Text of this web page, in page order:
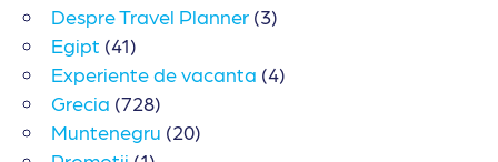
Despre Travel Planner (3)
Egipt (41)
Experiente de vacanta (4)
Grecia (728)
Muntenegru (20)